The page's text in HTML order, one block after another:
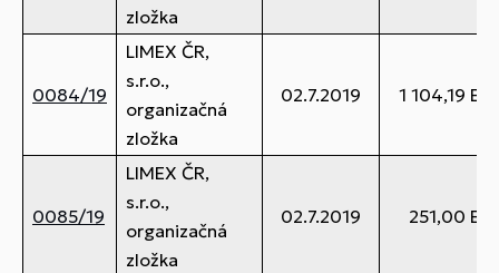
zložka
0084/19
LIMEX ČR,
s.r.o.,
organizačná
zložka
02.7.2019 1 104,19
0085/19
LIMEX ČR,
s.r.o.,
organizačná
zložka
02.7.2019 251,00